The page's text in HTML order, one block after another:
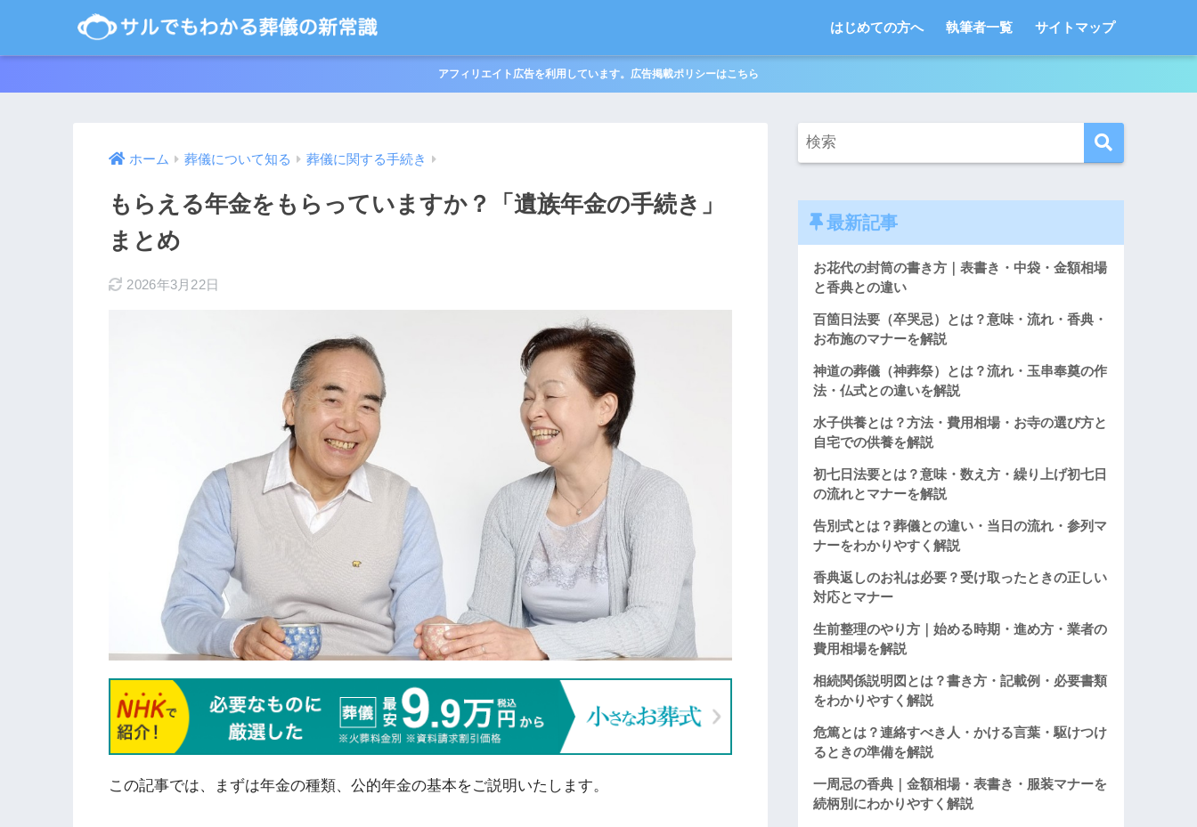
はじめての方へ 執筆者一覧 サイトマップ
アフィリエイト広告を利用しています。広告掲載ポリシーはこちら
ホーム 葬儀について知る 葬儀に関する手続き
もらえる年金をもらっていますか？「遺族年金の手続き」
まとめ
2026年3月22日
この記事では、まずは年金の種類、公的年金の基本をご説明いたします。
最新記事
お花代の封筒の書き方｜表書き・中袋・金額相場
と香典との違い
百箇日法要（卒哭忌）とは？意味・流れ・香典・
お布施のマナーを解説
神道の葬儀（神葬祭）とは？流れ・玉串奉奠の作
法・仏式との違いを解説
水子供養とは？方法・費用相場・お寺の選び方と
自宅での供養を解説
初七日法要とは？意味・数え方・繰り上げ初七日
の流れとマナーを解説
告別式とは？葬儀との違い・当日の流れ・参列マ
ナーをわかりやすく解説
香典返しのお礼は必要？受け取ったときの正しい
対応とマナー
生前整理のやり方｜始める時期・進め方・業者の
費用相場を解説
相続関係説明図とは？書き方・記載例・必要書類
をわかりやすく解説
危篤とは？連絡すべき人・かける言葉・駆けつけ
るときの準備を解説
一周忌の香典｜金額相場・表書き・服装マナーを
続柄別にわかりやすく解説